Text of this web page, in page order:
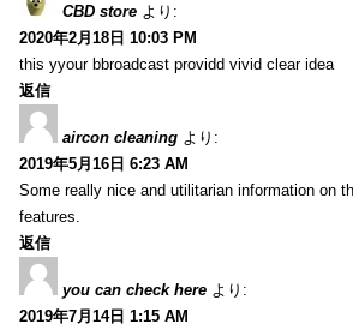
CBD store より:
2020年2月18日 10:03 PM
this yyour bbroadcast providd vivid clear idea
返信
aircon cleaning より:
2019年5月16日 6:23 AM
Some really nice and utilitarian information on
features.
返信
you can check here より:
2019年7月14日 1:15 AM